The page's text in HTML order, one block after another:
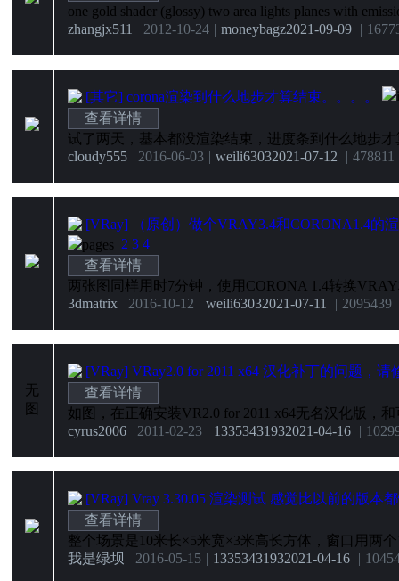
zhangjx511 2012-10-24 | moneybagz2021-09-09 |
[其它] corona渲染到什么地步才算结束。。。。
查看详情
cloudy555 2016-06-03 | weili63032021-07-12 | 478811
[VRay]
（原创）做个VRAY3.4和CORONA1.4的
2 3 4
查看详情
3dmatrix 2016-10-12 | weili63032021-07-11 | 2095439
无
图
[VRay] VRay2.0 for 2011 x64 汉化补丁的问题，请
查看详情
cyrus2006 2011-02-23 | 13353431932021-04-16 |
[VRay] Vray 3.30.05 渲染测试 感觉比以前的版本
查看详情
我是绿坝 2016-05-15 | 13353431932021-04-16 |